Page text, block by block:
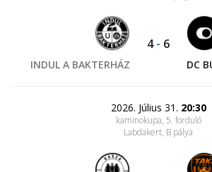
INDUL A BAKTERHÁZ
4- 6
DC
2026. Július 31. 20:30
kaminokupa, 5. forduló
Labdakert, B pálya